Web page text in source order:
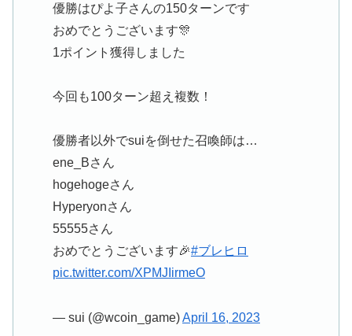
優勝はぴよ子さんの150ターンです
おめでとうございます🎊
1ポイント獲得しました
今回も100ターン超え複数！
優勝者以外でsuiを倒せた召喚師は…
ene_Bさん
hogehogeさん
Hyperyonさん
55555さん
おめでとうございます🎉#ブレヒロ
pic.twitter.com/XPMJIirmeO
— sui (@wcoin_game)April 16, 2023